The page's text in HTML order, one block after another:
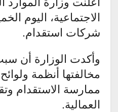
شركات استقدام.
وأكدت الوزارة أن
مخالفتها أنظمة
ممارسة الاستقدام
العمالية.